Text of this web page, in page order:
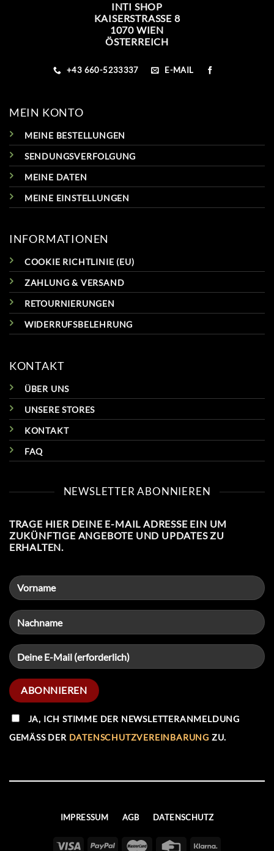
INTI SHOP
KAISERSTRASSE 8
1070 WIEN
ÖSTERREICH
+43 660-5233337 E-MAIL
MEIN KONTO
MEINE BESTELLUNGEN
SENDUNGSVERFOLGUNG
MEINE DATEN
MEINE EINSTELLUNGEN
INFORMATIONEN
COOKIE RICHTLINIE (EU)
ZAHLUNG & VERSAND
RETOURNIERUNGEN
WIDERRUFSBELEHRUNG
KONTAKT
ÜBER UNS
UNSERE STORES
KONTAKT
FAQ
NEWSLETTER ABONNIEREN
TRAGE HIER DEINE E-MAIL ADRESSE EIN UM
ZUKÜNFTIGE ANGEBOTE UND UPDATES ZU
ERHALTEN.
JA, ICH STIMME DER NEWSLETTERANMELDUNG
GEMÄSS DER DATENSCHUTZVEREINBARUNG ZU.
IMPRESSUM AGB DATENSCHUTZ